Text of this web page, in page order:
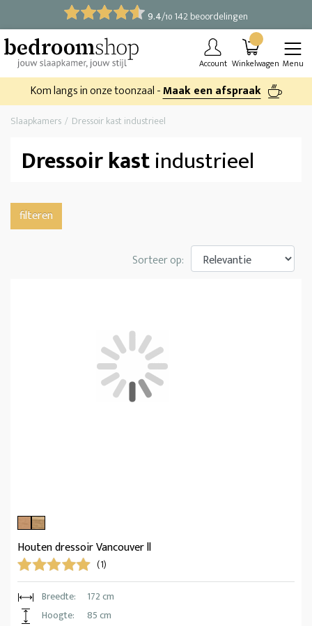
9.4/10 142 beoordelingen
Account Winkelwagen Menu
Kom langs in onze toonzaal -Maak een afspraak
Slaapkamers Dressoir kast industrieel
Dressoir kastindustrieel
filteren
Sorteer op:
Houten dressoir Vancouver ll
(1)
Breedte:
172 cm
Hoogte:
85 cm